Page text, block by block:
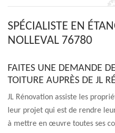
SPÉCIALISTE EN
NOLLEVAL 76780
FAITES UNE DEMANDE
TOITURE AUPRÈS DE JL
JL Rénovation assiste les
leur projet qui est de rendre
à mettre en œuvre toutes ses